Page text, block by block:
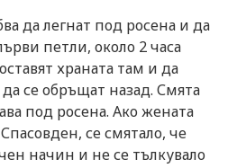
да легнат под росена и да
петли, около 2 часа
храната там и да
се обръщат назад. Смята
под росена. Ако жената
се смятало, че
начин и не се тълкувало